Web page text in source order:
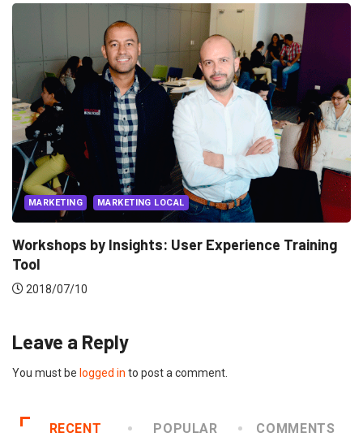
MARKETING MARKETING INTERNACIONAL
5 insights de un CMO que impulsa...
2018/06/08
Leave a Reply
You must be logged in to post a comment.
RECENT POPULAR COMMENTS